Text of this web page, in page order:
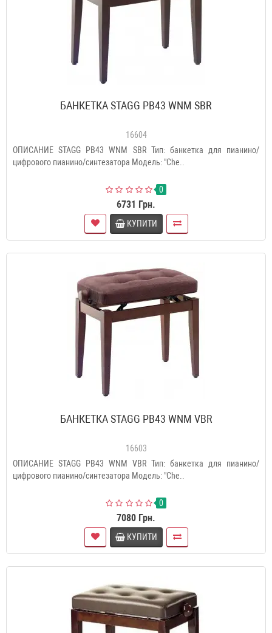
БАНКЕТКА STAGG PB43 WNM SBR
16604
ОПИСАНИЕ STAGG PB43 WNM SBR Тип: банкетка для пианино/
цифрового пианино/синтезатора Модель: "Che..
0
6731 Грн.
КУПИТИ
БАНКЕТКА STAGG PB43 WNM VBR
16603
ОПИСАНИЕ STAGG PB43 WNM VBR Тип: банкетка для пианино/
цифрового пианино/синтезатора Модель: "Che..
0
7080 Грн.
КУПИТИ